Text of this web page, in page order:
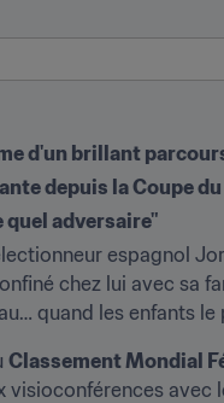
d'un brillant
depuis la Coupe
adversaire"
espagnol
chez lui avec sa
quand les enfants
Classement Mondial